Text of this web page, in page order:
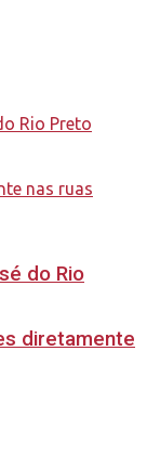
do Rio
diretamente